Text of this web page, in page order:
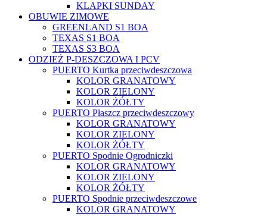
KLAPKI SUNDAY
OBUWIE ZIMOWE
GREENLAND S1 BOA
TEXAS S1 BOA
TEXAS S3 BOA
ODZIEŻ P-DESZCZOWA I PCV
PUERTO Kurtka przeciwdeszczowa
KOLOR GRANATOWY
KOLOR ZIELONY
KOLOR ŻÓŁTY
PUERTO Płaszcz przeciwdeszczowy
KOLOR GRANATOWY
KOLOR ZIELONY
KOLOR ŻÓŁTY
PUERTO Spodnie Ogrodniczki
KOLOR GRANATOWY
KOLOR ZIELONY
KOLOR ŻÓŁTY
PUERTO Spodnie przeciwdeszczowe
KOLOR GRANATOWY